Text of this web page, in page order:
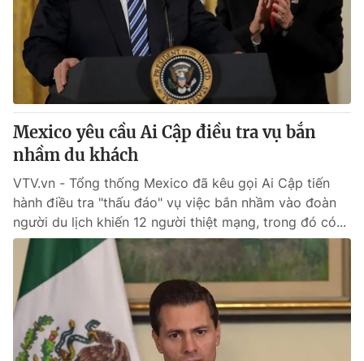
Mexico yêu cầu Ai Cập điều tra vụ bắn
nhầm du khách
VTV.vn - Tổng thống Mexico đã kêu gọi Ai Cập tiến
hành điều tra "thấu đáo" vụ việc bắn nhầm vào đoàn
người du lịch khiến 12 người thiệt mạng, trong đó có...